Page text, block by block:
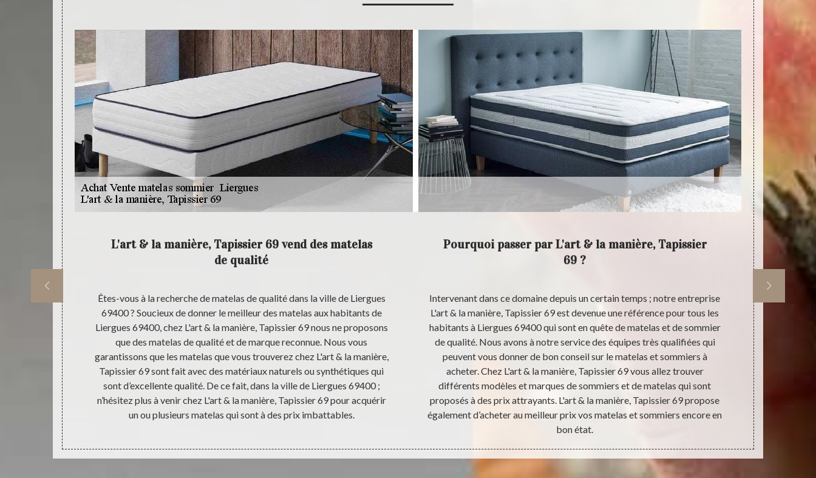
L'art & la manière, Tapissier 69 vend des matelas
de qualité
Êtes-vous à la recherche de matelas de qualité dans la ville de Liergues
69400 ? Soucieux de donner le meilleur des matelas aux habitants de
Liergues 69400, chez L'art & la manière, Tapissier 69 nous ne proposons
que des matelas de qualité et de marque reconnue. Nous vous
garantissons que les matelas que vous trouverez chez L'art & la manière,
Tapissier 69 sont fait avec des matériaux naturels ou synthétiques qui
sont d’excellente qualité. De ce fait, dans la ville de Liergues 69400 ;
n’hésitez plus à venir chez L'art & la manière, Tapissier 69 pour acquérir
un ou plusieurs matelas qui sont à des prix imbattables.
Pourquoi passer par L'art & la manière, Tapissier
69 ?
Intervenant dans ce domaine depuis un certain temps ; notre entreprise
L'art & la manière, Tapissier 69 est devenue une référence pour tous les
habitants à Liergues 69400 qui sont en quête de matelas et de sommier
de qualité. Nous avons à notre service des équipes très qualifiées qui
peuvent vous donner de bon conseil sur le matelas et sommiers à
acheter. Chez L'art & la manière, Tapissier 69 vous allez trouver
différents modèles et marques de sommiers et de matelas qui sont
proposés à des prix attrayants. L'art & la manière, Tapissier 69 propose
également d’acheter au meilleur prix vos matelas et sommiers encore en
bon état.
L'art